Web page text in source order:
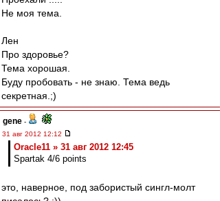
Не моя тема.
Лен
Про здоровье?
Тема хорошая.
Буду пробовать - не знаю. Тема ведь
секретная.;)
gene -
31 авг 2012 12:12
Oracle11 » 31 авг 2012 12:45
Spartak 4/6 points
это, наверное, под забористый сингл-молт